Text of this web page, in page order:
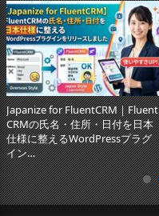
Japanize for FluentCRM｜Fluent
CRMの氏名・住所・日付を日本
仕様に整えるWordPressプラグ
イン…